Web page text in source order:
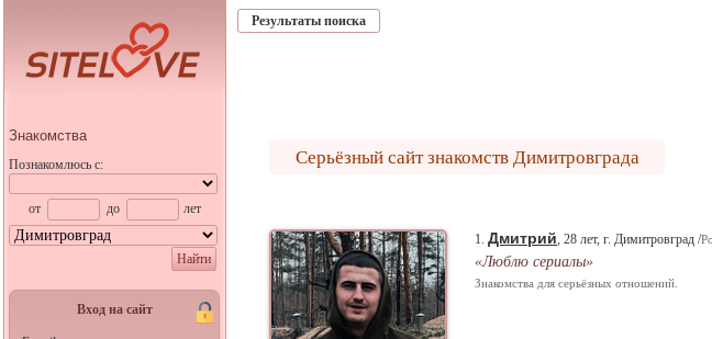
Знакомства
Познакомлюсь с:
от до лет
Найти
Вход на сайт
Результаты поиска
Серьёзный сайт знакомств Димитровграда
1. Дмитрий, 28 лет, г. Димитровград /
«Люблю сериалы»
Знакомства для серьёзных отношений.